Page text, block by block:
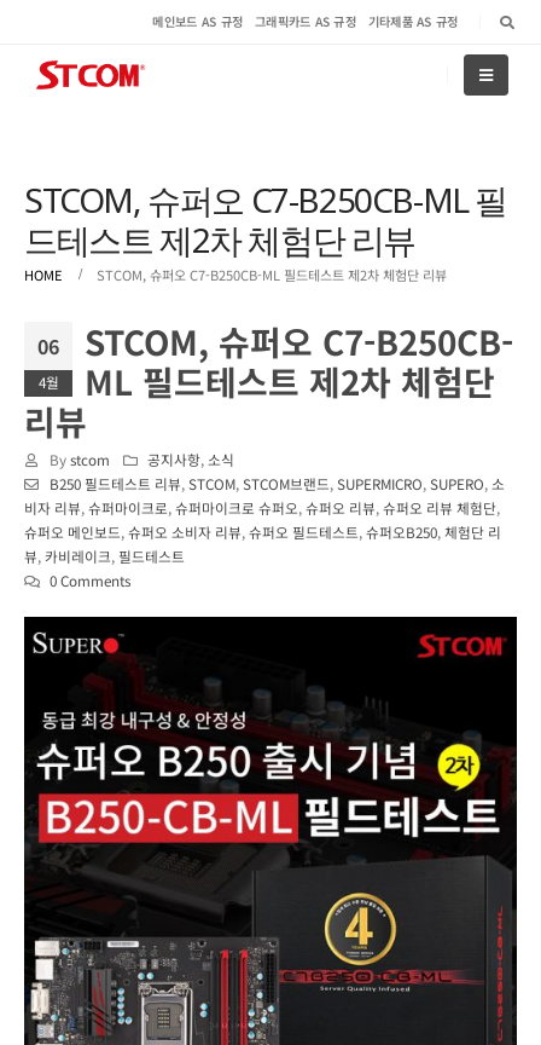
메인보드 AS 규정 그래픽카드 AS 규정 기타제품 AS 규정
STCOM, 슈퍼오 C7-B250CB-ML 필
드테스트 제2차 체험단 리뷰
HOME STCOM, 슈퍼오 C7-B250CB-ML 필드테스트 제2차 체험단 리뷰
06
4월
STCOM, 슈퍼오 C7-B250CB-
ML 필드테스트 제2차 체험단
리뷰
Bystcom 공지사항, 소식
B250 필드테스트 리뷰,STCOM,STCOM브랜드,SUPERMICRO,SUPERO, 소
비자 리뷰,슈퍼마이크로,슈퍼마이크로 슈퍼오,슈퍼오 리뷰,슈퍼오 리뷰 체험단,
슈퍼오 메인보드,슈퍼오 소비자 리뷰,슈퍼오 필드테스트,슈퍼오B250,체험단 리
뷰,카비레이크, 필드테스트
0 Comments